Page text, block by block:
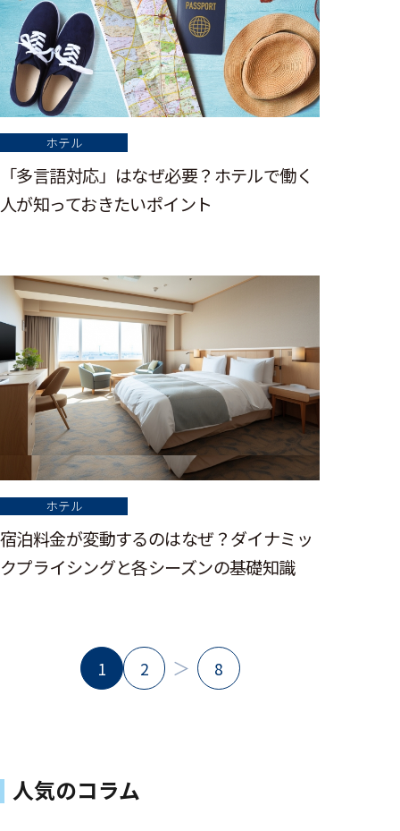
ホテル
「多言語対応」はなぜ必要？ホテルで働く
人が知っておきたいポイント
ホテル
宿泊料金が変動するのはなぜ？ダイナミッ
クプライシングと各シーズンの基礎知識
1 2 ＞ 8
人気のコラム